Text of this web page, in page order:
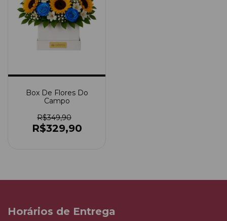
Box De Flores Do
Campo
R$349,90
R$329,90
Horários de Entrega